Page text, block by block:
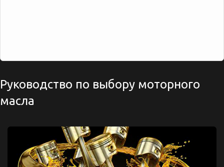
Руководство по выбору моторного
масла